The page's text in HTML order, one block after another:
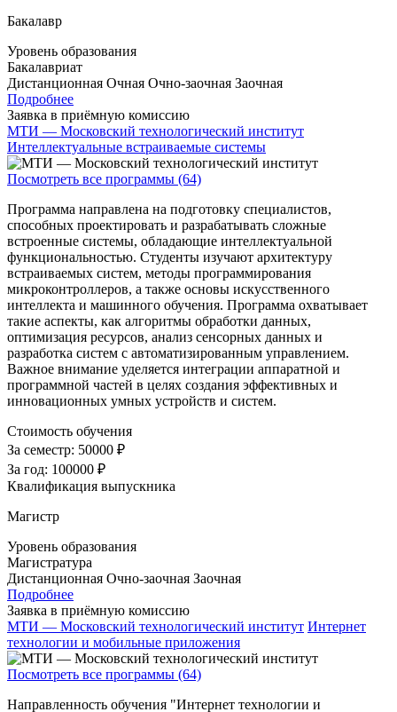
Бакалавр
Уровень образования
Бакалавриат
Дистанционная Очная Очно-заочная Заочная
Подробнее
Заявка в приёмную комиссию
МТИ — Московский технологический институт
Интеллектуальные встраиваемые системы
Посмотреть все программы (64)
Программа направлена на подготовку специалистов,
способных проектировать и разрабатывать сложные
встроенные системы, обладающие интеллектуальной
функциональностью. Студенты изучают архитектуру
встраиваемых систем, методы программирования
микроконтроллеров, а также основы искусственного
интеллекта и машинного обучения. Программа охватывает
такие аспекты, как алгоритмы обработки данных,
оптимизация ресурсов, анализ сенсорных данных и
разработка систем с автоматизированным управлением.
Важное внимание уделяется интеграции аппаратной и
программной частей в целях создания эффективных и
инновационных умных устройств и систем.
Стоимость обучения
За семестр: 50000 ₽
За год: 100000 ₽
Квалификация выпускника
Магистр
Уровень образования
Магистратура
Дистанционная Очно-заочная Заочная
Подробнее
Заявка в приёмную комиссию
МТИ — Московский технологический институт Интернет
технологии и мобильные приложения
Посмотреть все программы (64)
Направленность обучения "Интернет технологии и